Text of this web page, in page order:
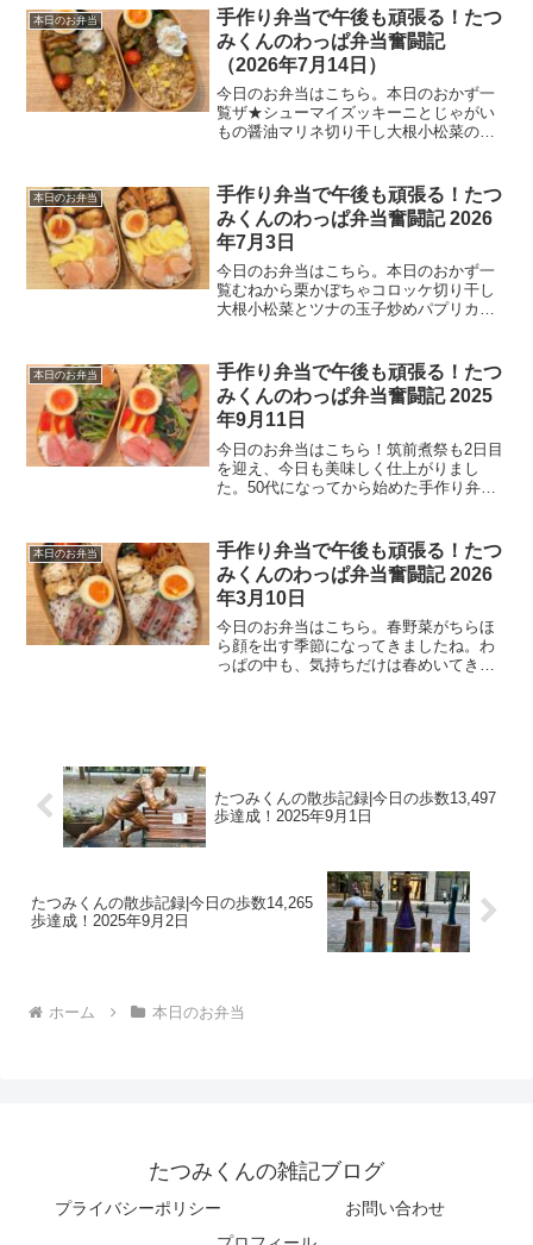
が、お弁当を作ってみました。さつまい
もの甘煮と切り干し大根は...
本日のお弁当
手作り弁当で午後も頑張る！たつ
みくんのわっぱ弁当奮闘記
（2026年7月14日）
今日のお弁当はこちら。本日のおかず一
覧ザ★シューマイズッキーニとじゃがい
もの醤油マリネ切り干し大根小松菜のお
朝、娘から「婚約しました」とLINEが来
た。親への第一報がLI...
本日のお弁当
手作り弁当で午後も頑張る！たつ
みくんのわっぱ弁当奮闘記 2026
年7月3日
今日のお弁当はこちら。本日のおかず一
覧むねから栗かぼちゃコロッケ切り干し
大根小松菜とツナの玉子炒めパプリカの
ん」が大人気で、店舗に行列ができて手
に入らないこともあると聞...
本日のお弁当
手作り弁当で午後も頑張る！たつ
みくんのわっぱ弁当奮闘記 2025
年9月11日
今日のお弁当はこちら！筑前煮祭も2日目
を迎え、今日も美味しく仕上がりまし
た。50代になってから始めた手作り弁当
楽しみの一つになっているんですよ。本
日のおかず一覧メインお...
本日のお弁当
手作り弁当で午後も頑張る！たつ
みくんのわっぱ弁当奮闘記 2026
年3月10日
今日のお弁当はこちら。春野菜がちらほ
ら顔を出す季節になってきましたね。わ
っぱの中も、気持ちだけは春めいてきま
たつみくんの散歩記録|今日の歩数13,497
歩達成！2025年9月1日
たつみくんの散歩記録|今日の歩数14,265
歩達成！2025年9月2日
ホーム 本日のお弁当
たつみくんの雑記ブログ
プライバシーポリシー
お問い合わせ